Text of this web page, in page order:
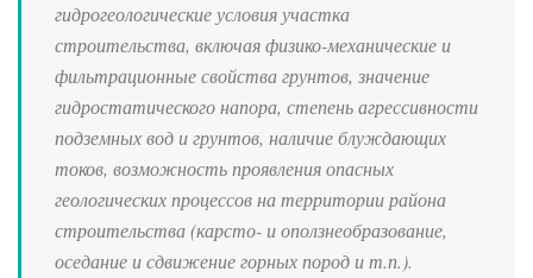
гидрогеологические условия участка
строительства, включая физико-механические и
фильтрационные свойства грунтов, значение
гидростатического напора, степень агрессивности
подземных вод и грунтов, наличие блуждающих
токов, возможность проявления опасных
геологических процессов на территории района
строительства (карсто- и оползнеобразование,
оседание и сдвижение горных пород и т.п.).